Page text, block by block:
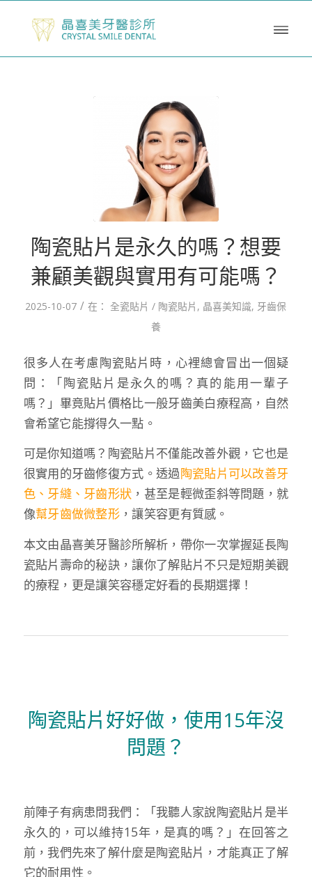
陶瓷貼片是永久的嗎？想要
兼顧美觀與實用有可能嗎？
2025-10-07 / 在： 全瓷貼片 / 陶瓷貼片 , 晶喜美知識, 牙齒保
養
很多人在考慮陶瓷貼片時，心裡總會冒出一個疑
問：「陶瓷貼片是永久的嗎？真的能用一輩子
嗎？」畢竟貼片價格比一般牙齒美白療程高，自然
會希望它能撐得久一點。
可是你知道嗎？陶瓷貼片不僅能改善外觀，它也是
很實用的牙齒修復方式。透過陶瓷貼片可以改善牙
色、牙縫、牙齒形狀 ，甚至是輕微歪斜等問題，就
像幫牙齒做微整形 ，讓笑容更有質感。
本文由晶喜美牙醫診所解析，帶你一次掌握延長陶
瓷貼片壽命的秘訣，讓你了解貼片不只是短期美觀
的療程，更是讓笑容穩定好看的長期選擇！
陶瓷貼片好好做，使用15年沒
問題？
前陣子有病患問我們：「我聽人家說陶瓷貼片是半
永久的，可以維持15年，是真的嗎？」在回答之
前，我們先來了解什麼是陶瓷貼片，才能真正了解
它的耐用性。